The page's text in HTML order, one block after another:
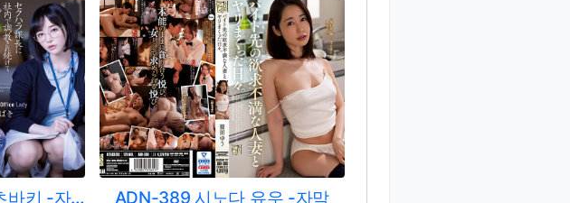
ADN-388 산노미야 츠바키 -자막 ADN-389 시노다 유우 -자막